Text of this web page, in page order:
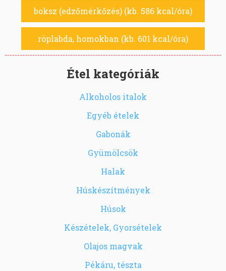
boksz (edzőmérkőzés) (kb. 586 kcal/óra)
röplabda, homokban (kb. 601 kcal/óra)
Étel kategóriák
Alkoholos italok
Egyéb ételek
Gabonák
Gyümölcsök
Halak
Húskészítmények
Húsok
Készételek, Gyorsételek
Olajos magvak
Pékáru, tészta